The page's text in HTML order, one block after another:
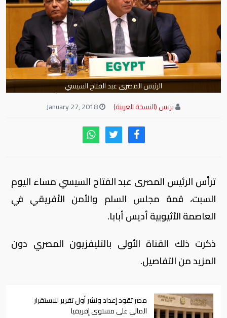
الرئيس المصرى عبد الفتاح السيسي
بزنس (النسخة العربية)
ترأس الرئيس المصرى عبد الفتاح السيسي مساء اليوم
السبت، قمة مجلس السلم والأمن الأفريقي في
العاصمة الأثيوبية أديس أبابا.
ذكرت ذلك القناة الأولى بالتليفزيون المصري دون
المزيد من التفاصيل.
مصر تقود إعداد ونشر أول تقرير للاستقرار
المالي على مستوى إفريقيا